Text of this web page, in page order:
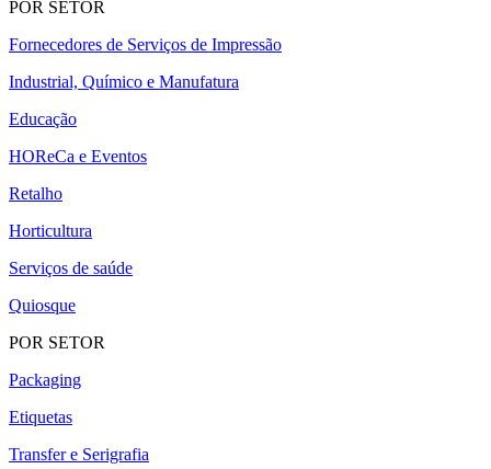
POR SETOR
Fornecedores de Serviços de Impressão
Industrial, Químico e Manufatura
Educação
HOReCa e Eventos
Retalho
Horticultura
Serviços de saúde
Quiosque
POR SETOR
Packaging
Etiquetas
Transfer e Serigrafia